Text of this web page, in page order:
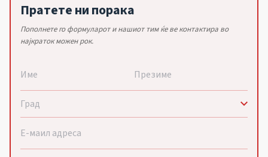
Пратете ни порака
Пополнете го формуларот и нашиот тим ќе ве контактира во
најкраток можен рок.